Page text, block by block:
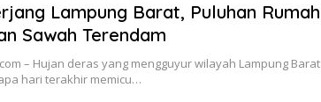
Lampung Barat, Puluhan Rumah
Sawah Terendam
– Hujan deras yang mengguyur wilayah Lampung Barat
hari terakhir memicu…